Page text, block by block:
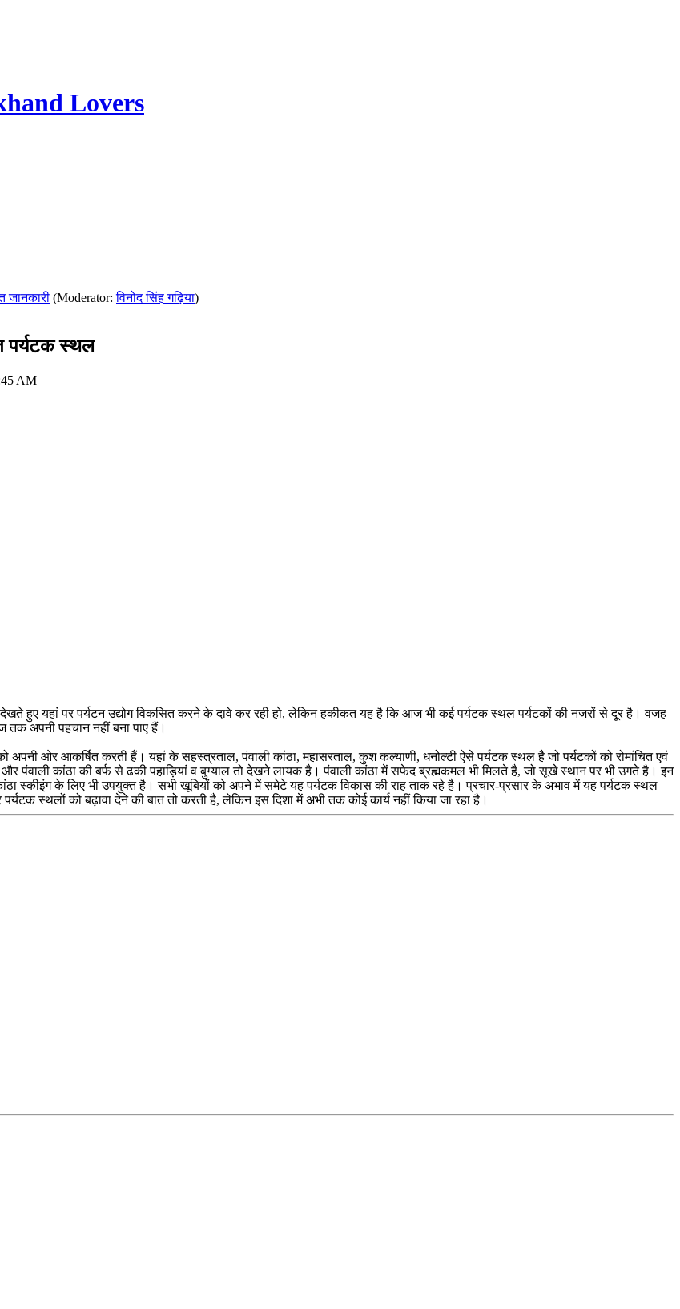
Lovers
जानकारी (Moderator:विनोद सिंह गढ़िया)
पर्यटक स्थल
AM
देखते हुए यहां पर पर्यटन उद्योग विकसित करने के दावे कर रही हो, लेकिन हकीकत यह है कि आज भी कई पर्यटक स्थल पर्यटकों की नजरों से दूर है। वजह
तक अपनी पहचान नहीं बना पाए हैं।
अपनी ओर आकर्षित करती हैं। यहां के सहस्त्रताल, पंवाली कांठा, महासरताल, कुश कल्याणी, धनोल्टी ऐसे पर्यटक स्थल है जो पर्यटकों को रोमांचित एवं
पंवाली कांठा की बर्फ से ढकी पहाड़ियां व बुग्याल तो देखने लायक है। पंवाली कांठा में सफेद ब्रह्मकमल भी मिलते है, जो सूखे स्थान पर भी उगते है। इन
स्कीइंग के लिए भी उपयुक्त है। सभी खूबियों को अपने में समेटे यह पर्यटक विकास की राह ताक रहे है। प्रचार-प्रसार के अभाव में यह पर्यटक स्थल
स्थलों को बढ़ावा देने की बात तो करती है, लेकिन इस दिशा में अभी तक कोई कार्य नहीं किया जा रहा है।